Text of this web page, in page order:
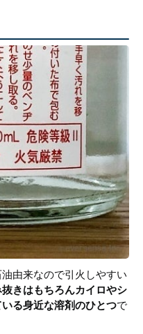
由来なので引火しやすい
きはもちろんカイロやシ
る身近な溶剤のひとつで